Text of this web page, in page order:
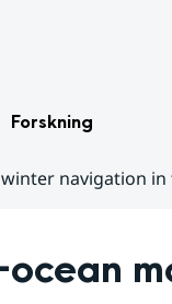
Forskning
navigation